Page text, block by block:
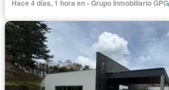
Hace 4 días, 1 hora en - Grupo Inmobiliario GPG